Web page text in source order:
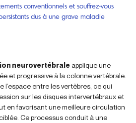
conventionnels et souffrez-vous
dus à une grave maladie
neurovertébrale applique une
et progressive à la colonne vertébrale.
entre les vertèbres, ce qui
sur les disques intervertébraux et
en favorisant une meilleure circulation
Ce processus conduit à une